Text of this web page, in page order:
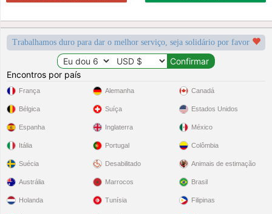
Trabalhamos duro para dar o melhor serviço, seja solidário por favor
Encontros por país
França
Bélgica
Espanha
Itália
Suécia
Alemanha
Suíça
Inglaterra
Portugal
Desabilitado
Canadá
Estados Unidos
México
Colômbia
Animais de estimação
Austrália
Holanda
Marrocos
Tunísia
Brasil
Filipinas